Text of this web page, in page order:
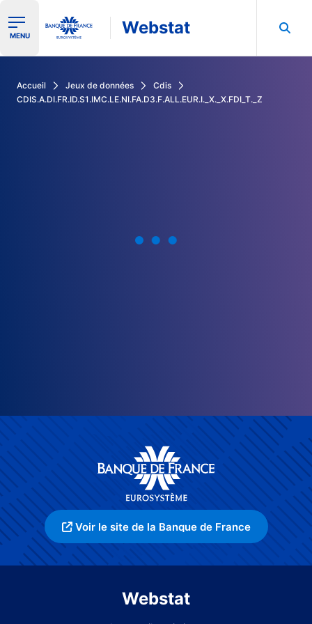
Ouvrir le menu de navigation
MENU Webstat
Accueil Jeux de données
Cdis
CDIS.A.DI.FR.ID.S1.IMC.LE.NI.FA.D3.F.ALL.EUR.I._X._X.FDI_T._Z
Voir le site de la Banque de France
Webstat